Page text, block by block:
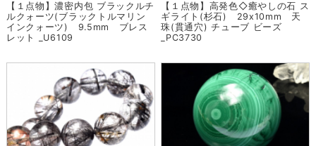
【１点物】濃密内包 ブラックルチ
ルクォーツ(ブラックトルマリン
インクォーツ) 9.5mm ブレス
レット _U6109
【１点物】高発色◇癒やしの石 ス
ギライト(杉石) 29x10mm 天
珠(貫通穴) チューブ ビーズ
_PC3730